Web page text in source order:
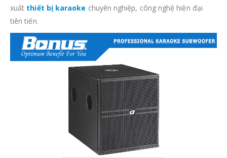
xuất thiết bị karaoke chuyên nghiệp, công nghệ hiện đại
tiên tiến.